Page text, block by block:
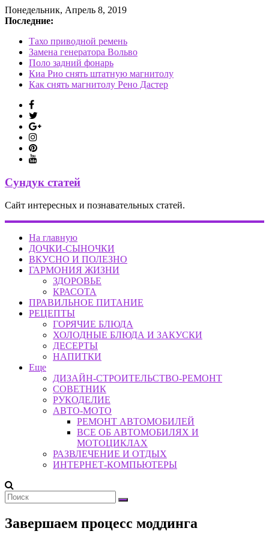
Понедельник, Апрель 8, 2019
Последние:
Тахо приводной ремень
Замена генератора Вольво
Поло задний фонарь
Киа Рио снять штатную магнитолу
Как снять магнитолу Рено Дастер
Сундук статей
Сайт интересных и познавательных статей.
На главную
ДОЧКИ-СЫНОЧКИ
ВКУСНО И ПОЛЕЗНО
ГАРМОНИЯ ЖИЗНИ
ЗДОРОВЬЕ
КРАСОТА
ПРАВИЛЬНОЕ ПИТАНИЕ
РЕЦЕПТЫ
ГОРЯЧИЕ БЛЮДА
ХОЛОДНЫЕ БЛЮДА И ЗАКУСКИ
ДЕСЕРТЫ
НАПИТКИ
Еще
ДИЗАЙН-СТРОИТЕЛЬСТВО-РЕМОНТ
СОВЕТНИК
РУКОДЕЛИЕ
АВТО-МОТО
РЕМОНТ АВТОМОБИЛЕЙ
ВСЕ ОБ АВТОМОБИЛЯХ И
МОТОЦИКЛАХ
РАЗВЛЕЧЕНИЕ И ОТДЫХ
ИНТЕРНЕТ-КОМПЬЮТЕРЫ
Завершаем процесс моддинга